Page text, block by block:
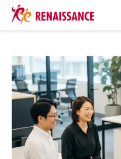
課題・目的からサービスを探す
導入事例
お知らせ